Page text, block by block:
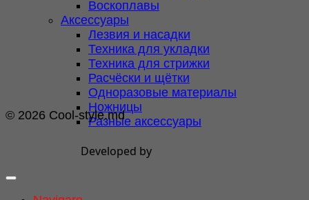
Воскоплавы
Аксессуары
Лезвия и насадки
Техника для укладки
Техника для стрижки
Расчёски и щётки
Одноразовые материалы
Ножницы
Разные аксессуары
© 2026 Cool-style.md
Developed by